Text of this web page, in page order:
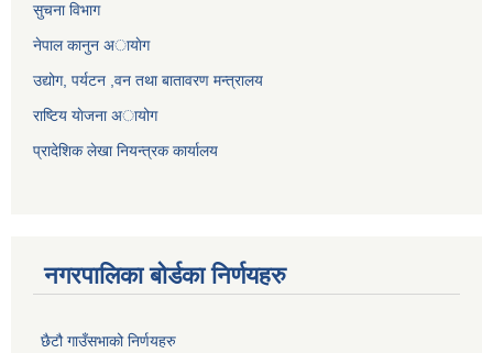
सुचना विभाग
नेपाल कानुन अायाेग
उद्योग, पर्यटन ,वन तथा बातावरण मन्त्रालय
राष्टिय याेजना अायोग
प्रादेशिक लेखा नियन्त्रक कार्यालय
नगरपालिका बोर्डका निर्णयहरु
छैटौ गाउँसभाको निर्णयहरु